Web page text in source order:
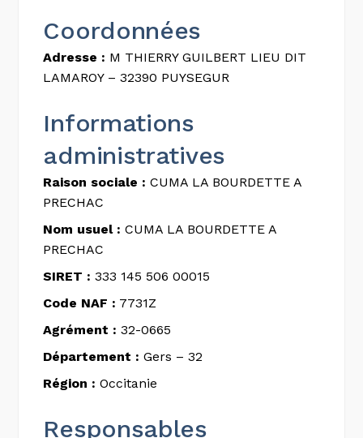
Coordonnées
Adresse : M THIERRY GUILBERT LIEU DIT
LAMAROY – 32390 PUYSEGUR
Informations
administratives
Raison sociale : CUMA LA BOURDETTE A
PRECHAC
Nom usuel : CUMA LA BOURDETTE A
PRECHAC
SIRET : 333 145 506 00015
Code NAF : 7731Z
Agrément : 32-0665
Département : Gers – 32
Région : Occitanie
Responsables